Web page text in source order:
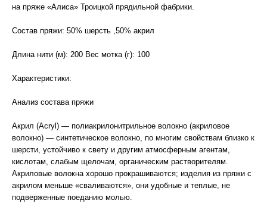
на пряже «Алиса» Троицкой прядильной фабрики.
Состав пряжи: 50% шерсть ,50% акрил
Длина нити (м): 200 Вес мотка (г): 100
Характеристики:
Анализ состава пряжи
Акрил (Acryl) — полиакрилонитрильное волокно (акриловое
волокно) — синтетическое волокно, по многим свойствам близко к
шерсти, устойчиво к свету и другим атмосферным агентам,
кислотам, слабым щелочам, органическим растворителям.
Акриловые волокна хорошо прокрашиваются; изделия из пряжи с
акрилом меньше «сваливаются», они удобные и теплые, не
подверженные поеданию молью.